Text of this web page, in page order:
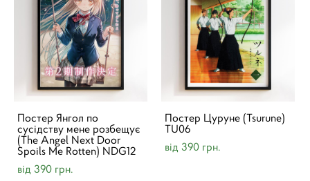
Постер Янгол по
сусідству мене розбещує
(The Angel Next Door
Spoils Me Rotten) NDG12
від 390 грн.
Постер Цуруне (Tsurune)
TU06
від 390 грн.